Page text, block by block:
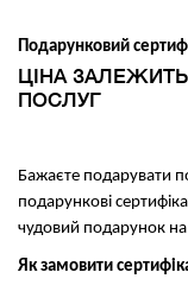
Подарунковий
ЦІНА
ПОСЛУГ
Бажаєте подарувати
подарункові
чудовий подарунок
Як замовити